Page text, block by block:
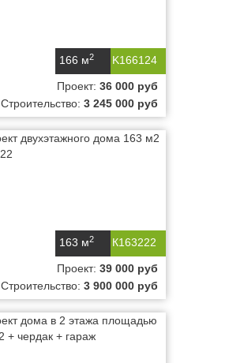
K166124
166 м2
Проект: 36 000 руб
Строительство: 3 245 000 руб
К163222
163 м2
Проект: 39 000 руб
Строительство: 3 900 000 руб